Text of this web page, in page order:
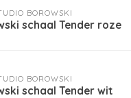
BOROWSKI
schaal Tender roze
BOROWSKI
schaal Tender wit